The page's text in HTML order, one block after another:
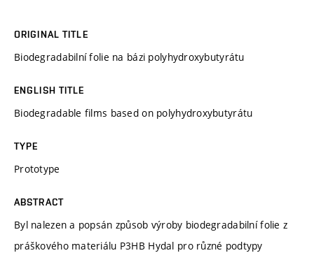
ORIGINAL TITLE
Biodegradabilní folie na bázi polyhydroxybutyrátu
ENGLISH TITLE
Biodegradable films based on polyhydroxybutyrátu
TYPE
Prototype
ABSTRACT
Byl nalezen a popsán způsob výroby biodegradabilní folie z
práškového materiálu P3HB Hydal pro různé podtypy